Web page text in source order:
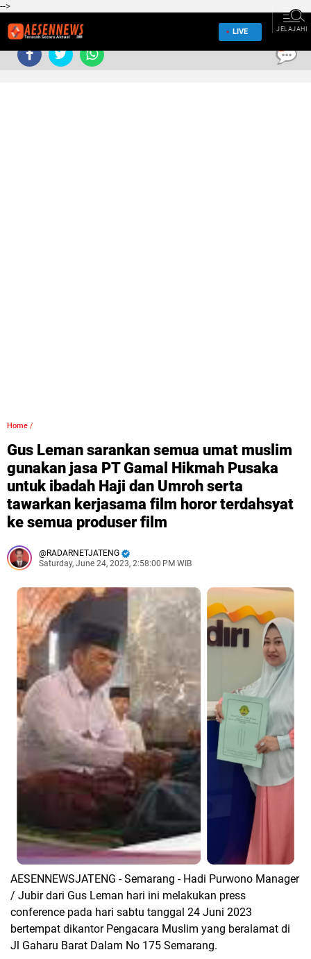
-->
LIVE JELAJAHI
Home /
Gus Leman sarankan semua umat muslim
gunakan jasa PT Gamal Hikmah Pusaka
untuk ibadah Haji dan Umroh serta
tawarkan kerjasama film horor terdahsyat
ke semua produser film
RADARNETJATENG
Saturday, June 24, 2023, 2:58:00 PM WIB
AESENNEWSJATENG - Semarang - Hadi Purwono Manager
/ Jubir dari Gus Leman hari ini melakukan press
conference pada hari sabtu tanggal 24 Juni 2023
bertempat dikantor Pengacara Muslim yang beralamat di
Jl Gaharu Barat Dalam No 175 Semarang.